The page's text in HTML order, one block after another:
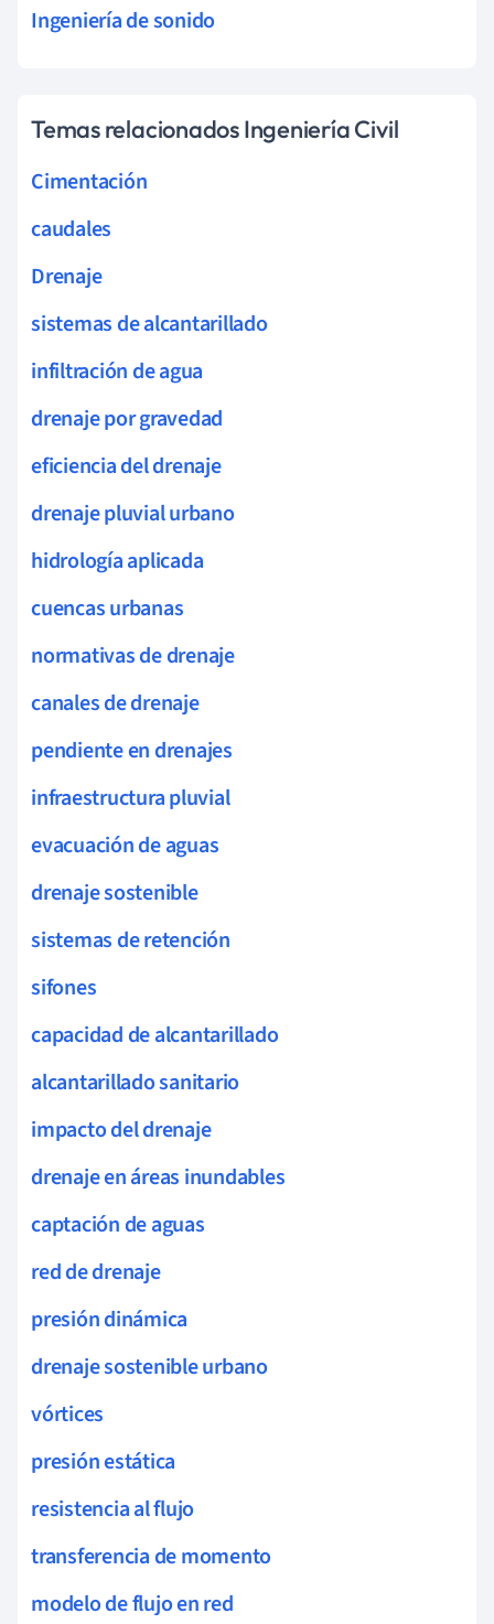
Ingeniería de sonido
Temas relacionados Ingeniería Civil
Cimentación
caudales
Drenaje
sistemas de alcantarillado
infiltración de agua
drenaje por gravedad
eficiencia del drenaje
drenaje pluvial urbano
hidrología aplicada
cuencas urbanas
normativas de drenaje
canales de drenaje
pendiente en drenajes
infraestructura pluvial
evacuación de aguas
drenaje sostenible
sistemas de retención
sifones
capacidad de alcantarillado
alcantarillado sanitario
impacto del drenaje
drenaje en áreas inundables
captación de aguas
red de drenaje
presión dinámica
drenaje sostenible urbano
vórtices
presión estática
resistencia al flujo
transferencia de momento
modelo de flujo en red